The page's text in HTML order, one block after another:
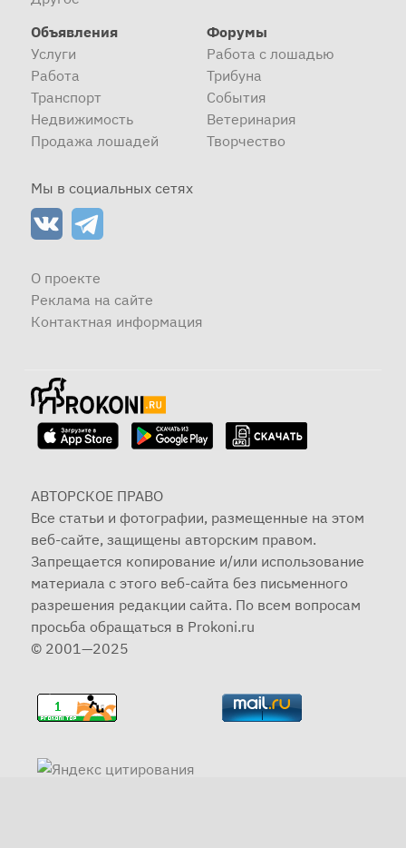
Объявления
Услуги
Работа
Транспорт
Недвижимость
Продажа лошадей
Форумы
Работа с лошадью
Трибуна
События
Ветеринария
Творчество
Мы в социальных сетях
О проекте
Реклама на сайте
Контактная информация
АВТОРСКОЕ ПРАВО
Все статьи и фотографии, размещенные на этом
веб-сайте, защищены авторским правом.
Запрещается копирование и/или использование
материала с этого веб-сайта без письменного
разрешения редакции сайта. По всем вопросам
просьба обращаться в Prokoni.ru
© 2001—2025